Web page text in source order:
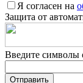
Я согласен на
Защита от
Введите символы